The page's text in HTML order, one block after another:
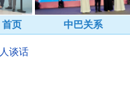
首页 中巴关系
谈话